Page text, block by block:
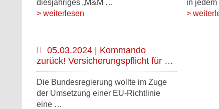
diesjähriges „M&M …
> weiterlesen
in
>
05.03.2024 | Kommando
zurück! Versicherungspflicht für …
Die Bundesregierung wollte im Zuge
der Umsetzung einer EU-Richtlinie
eine …